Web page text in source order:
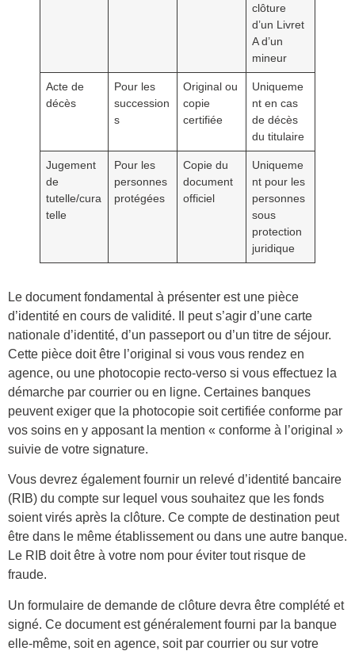
clôture
d’un Livret
A d’un
mineur
Acte de
décès
Pour les
succession
s
Original ou
copie
certifiée
Uniqueme
nt en cas
de décès
du titulaire
Jugement
de
tutelle/cura
telle
Pour les
personnes
protégées
Copie du
document
officiel
Uniqueme
nt pour les
personnes
sous
protection
juridique
Le document fondamental à présenter est une pièce
d’identité en cours de validité. Il peut s’agir d’une carte
nationale d’identité, d’un passeport ou d’un titre de séjour.
Cette pièce doit être l’original si vous vous rendez en
agence, ou une photocopie recto-verso si vous effectuez la
démarche par courrier ou en ligne. Certaines banques
peuvent exiger que la photocopie soit certifiée conforme par
vos soins en y apposant la mention « conforme à l’original »
suivie de votre signature.
Vous devrez également fournir un relevé d’identité bancaire
(RIB) du compte sur lequel vous souhaitez que les fonds
soient virés après la clôture. Ce compte de destination peut
être dans le même établissement ou dans une autre banque.
Le RIB doit être à votre nom pour éviter tout risque de
fraude.
Un formulaire de demande de clôture devra être complété et
signé. Ce document est généralement fourni par la banque
elle-même, soit en agence, soit par courrier ou sur votre